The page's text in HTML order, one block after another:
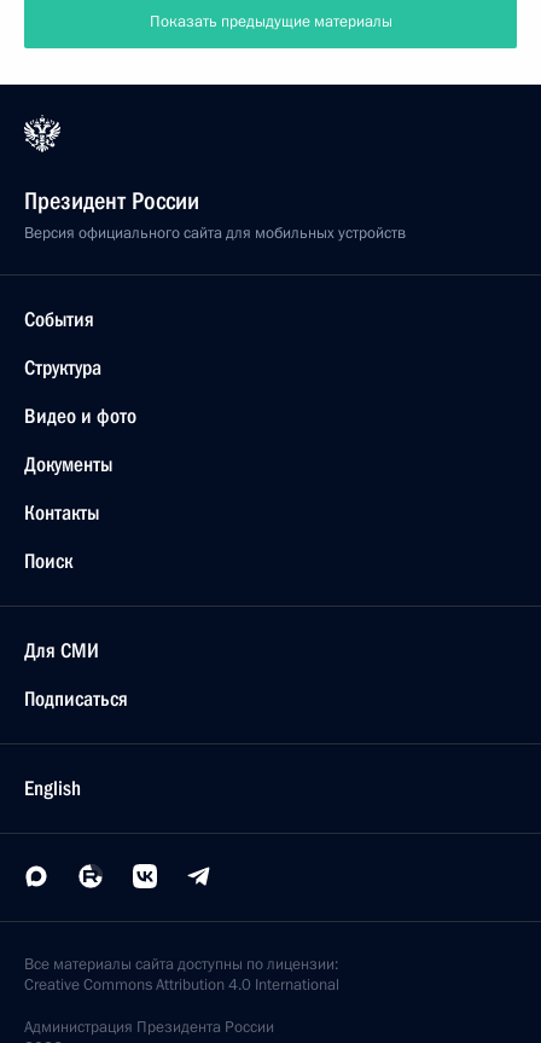
Показать предыдущие материалы
Президент России
Версия официального сайта для мобильных устройств
События
Структура
Видео и фото
Документы
Контакты
Поиск
Для СМИ
Подписаться
English
Все материалы сайта доступны по лицензии:
Creative Commons Attribution 4.0 International
Администрация Президента России